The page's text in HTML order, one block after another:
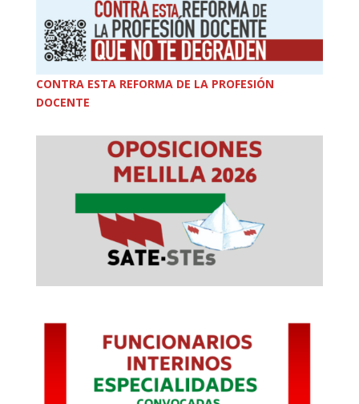
CONTRA ESTA REFORMA DE LA PROFESIÓN
DOCENTE